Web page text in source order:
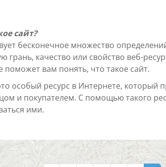
сайт?
бесконечное множество
грань, качество или свойство веб-
поможет вам понять, что такое сайт.
особый ресурс в Интернете, который
и покупателем. С помощью такого
ими.